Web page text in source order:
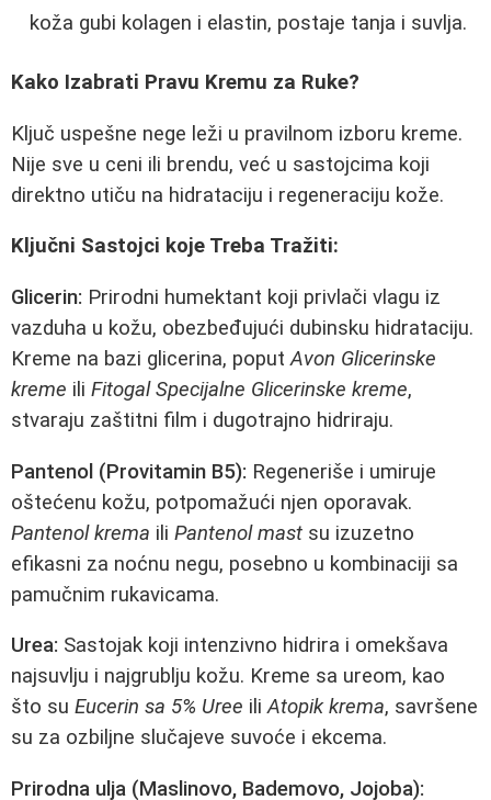
koža gubi kolagen i elastin, postaje tanja i suvlja.
Kako Izabrati Pravu Kremu za Ruke?
Ključ uspešne nege leži u pravilnom izboru kreme.
Nije sve u ceni ili brendu, već u sastojcima koji
direktno utiču na hidrataciju i regeneraciju kože.
Ključni Sastojci koje Treba Tražiti:
Glicerin: Prirodni humektant koji privlači vlagu iz
vazduha u kožu, obezbeđujući dubinsku hidrataciju.
Kreme na bazi glicerina, poputAvon Glicerinske
kreme ili Fitogal Specijalne Glicerinske kreme,
stvaraju zaštitni film i dugotrajno hidriraju.
Pantenol (Provitamin B5): Regeneriše i umiruje
oštećenu kožu, potpomažući njen oporavak.
Pantenol krema ili Pantenol mast su izuzetno
efikasni za noćnu negu, posebno u kombinaciji sa
pamučnim rukavicama.
Urea: Sastojak koji intenzivno hidrira i omekšava
najsuvlju i najgrublju kožu. Kreme sa ureom, kao
što su Eucerin sa 5% Uree iliAtopik krema, savršene
su za ozbiljne slučajeve suvoće i ekcema.
Prirodna ulja (Maslinovo, Bademovo, Jojoba):